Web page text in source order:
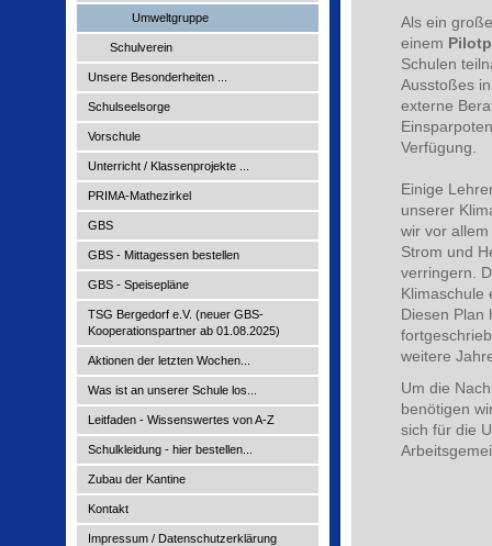
Umweltgruppe
Schulverein
Unsere Besonderheiten ...
Schulseelsorge
Vorschule
Unterricht / Klassenprojekte ...
PRIMA-Mathezirkel
GBS
GBS - Mittagessen bestellen
GBS - Speisepläne
TSG Bergedorf e.V. (neuer GBS-
Kooperationspartner ab 01.08.2025)
Aktionen der letzten Wochen...
Was ist an unserer Schule los...
Leitfaden - Wissenswertes von A-Z
Schulkleidung - hier bestellen...
Zubau der Kantine
Kontakt
Impressum / Datenschutzerklärung
Als ein
einem
Schulen
Ausstoßes
externe
Verfügung.
Einige
unserer
wir vor
Strom und
verringern.
Klimaschule
Diesen Plan
weitere
Um die
benötigen
sich für die